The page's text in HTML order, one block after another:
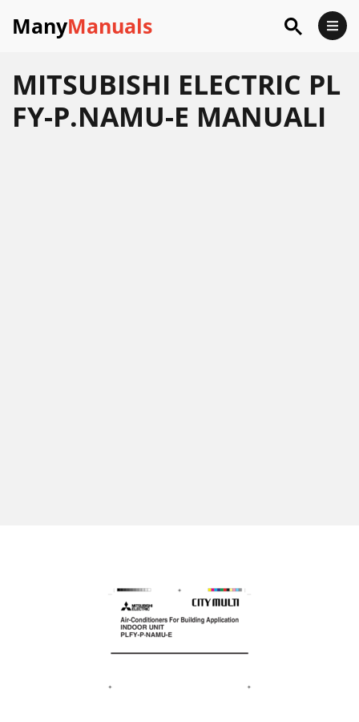
ManyManuals
MITSUBISHI ELECTRIC PL
FY-P.NAMU-E MANUALI